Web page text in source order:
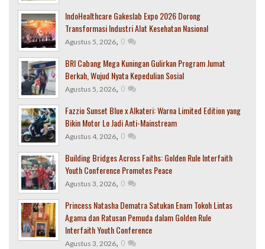
IndoHealthcare Gakeslab Expo 2026 Dorong
Transformasi Industri Alat Kesehatan Nasional
Agustus 5, 2026, 0
BRI Cabang Mega Kuningan Gulirkan Program Jumat
Berkah, Wujud Nyata Kepedulian Sosial
Agustus 5, 2026, 0
Fazzio Sunset Blue x Alkateri: Warna Limited Edition yang
Bikin Motor Lo Jadi Anti-Mainstream
Agustus 4, 2026, 0
Building Bridges Across Faiths: Golden Rule Interfaith
Youth Conference Promotes Peace
Agustus 3, 2026, 0
Princess Natasha Dematra Satukan Enam Tokoh Lintas
Agama dan Ratusan Pemuda dalam Golden Rule
Interfaith Youth Conference
Agustus 3, 2026, 0